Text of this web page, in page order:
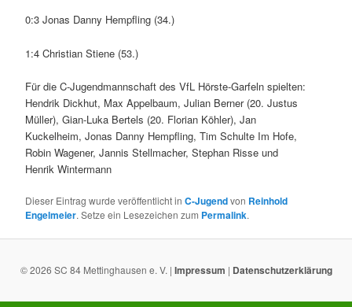
0:3 Jonas Danny Hempfling (34.)
1:4 Christian Stiene (53.)
Für die C-Jugendmannschaft des VfL Hörste-Garfeln spielten:
Hendrik Dickhut, Max Appelbaum, Julian Berner (20. Justus
Müller), Gian-Luka Bertels (20. Florian Köhler), Jan
Kuckelheim, Jonas Danny Hempfling, Tim Schulte Im Hofe,
Robin Wagener, Jannis Stellmacher, Stephan Risse und
Henrik Wintermann
Dieser Eintrag wurde veröffentlicht inC-Jugendvon Reinhold
Engelmeier. Setze ein Lesezeichen zum Permalink.
© 2026 SC 84 Mettinghausen e. V. | Impressum | Datenschutzerklärung